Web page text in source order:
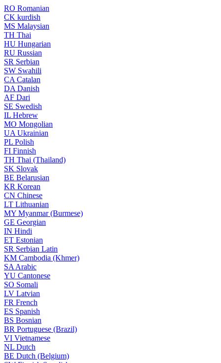
RO Romanian
CK kurdish
MS Malaysian
TH Thai
HU Hungarian
RU Russian
SR Serbian
SW Swahili
CA Catalan
DA Danish
AF Dari
SE Swedish
IL Hebrew
MO Mongolian
UA Ukrainian
PL Polish
FI Finnish
TH Thai (Thailand)
SK Slovak
BE Belarusian
KR Korean
CN Chinese
LT Lithuanian
MY Myanmar (Burmese)
GE Georgian
IN Hindi
ET Estonian
SR Serbian Latin
KM Cambodia (Khmer)
SA Arabic
YU Cantonese
SO Somali
LV Latvian
FR French
ES Spanish
BS Bosnian
BR Portuguese (Brazil)
VI Vietnamese
NL Dutch
BE Dutch (Belgium)